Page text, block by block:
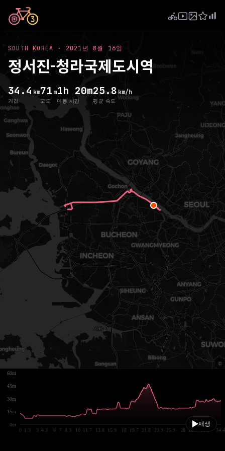
SOUTH KOREA · 2021년 8월 16일
정서진-청라국제도시역
34.4 km
거리
71 m
고도
1h 20m
이동 시간
25.8 km/h
평균 속도
재생
0 1.3 3 4.3 6 7 8.3 10 11.7 13.8 15.9 18 19.7 21.8 23.9 25.9 28 29.7 31.8 34.4
0m
15m
30m
45m
60m